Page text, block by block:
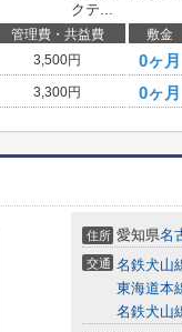
クテ...
管理費・共益費 敷金
3,500円 0ヶ月
3,300円 0ヶ月
住所 愛知県名
交通 名鉄犬山
東海道本
名鉄犬山